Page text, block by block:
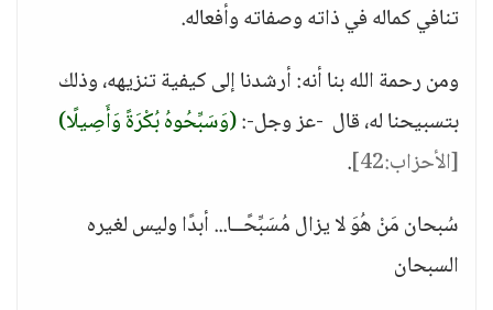
تنافي كماله في ذاته وصفاته وأفعاله.
ومن رحمة الله بنا أنه: أرشدنا إلى كيفية تنزيهه، وذلك
بتسبيحنا له، قال -عز وجل-:(وَسَبِّحُوهُ بُكْرَةً وَأَصِيلًا)
[الأحزاب:42]
.
سُبحان مَنْ هُوَ لا يزال مُسَبِّحًــا... أبدًا وليس لغيره
السبحان